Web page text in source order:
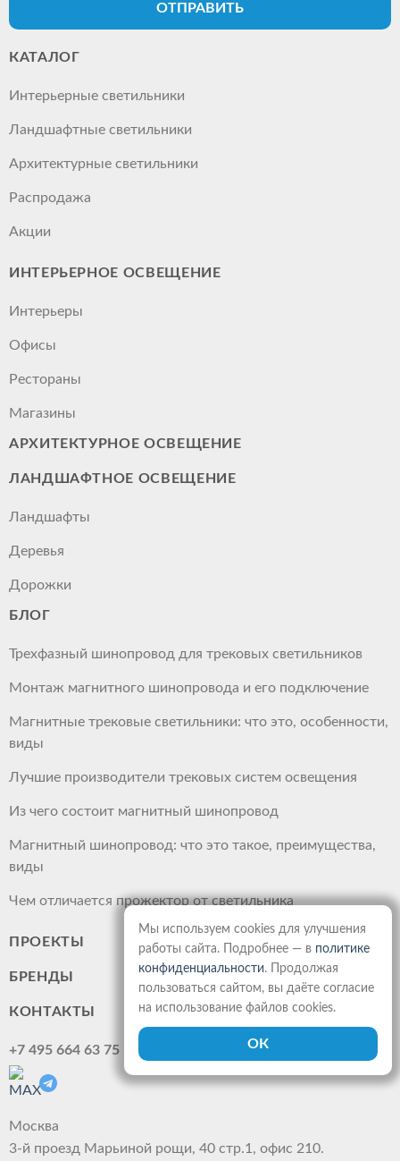
ОТПРАВИТЬ
КАТАЛОГ
Интерьерные светильники
Ландшафтные светильники
Архитектурные светильники
Распродажа
Акции
ИНТЕРЬЕРНОЕ ОСВЕЩЕНИЕ
Интерьеры
Офисы
Рестораны
Магазины
АРХИТЕКТУРНОЕ ОСВЕЩЕНИЕ
ЛАНДШАФТНОЕ ОСВЕЩЕНИЕ
Ландшафты
Деревья
Дорожки
БЛОГ
Трехфазный шинопровод для трековых светильников
Монтаж магнитного шинопровода и его подключение
Магнитные трековые светильники: что это, особенности,
виды
Лучшие производители трековых систем освещения
Из чего состоит магнитный шинопровод
Магнитный шинопровод: что это такое, преимущества,
виды
Чем отличается прожектор от светильника
ПРОЕКТЫ
БРЕНДЫ
КОНТАКТЫ
+7 495 664 63 75
Москва
3-й проезд Марьиной рощи, 40 стр.1, офис 210.
Мы используем cookies для улучшения
работы сайта. Подробнее — в политике
конфиденциальности. Продолжая
пользоваться сайтом, вы даёте согласие
на использование файлов cookies.